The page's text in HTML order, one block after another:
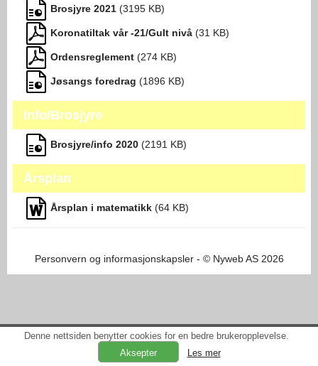
Brosjyre 2021 (3195 KB)
Koronatiltak vår -21/Gult nivå (31 KB)
Ordensreglement (274 KB)
Jøsangs foredrag (1896 KB)
Info/Brosjyre
Brosjyre/info 2020 (2191 KB)
Årsplan
Årsplan i matematikk (64 KB)
Personvern og informasjonskapsler- © Nyweb AS 2026
Denne nettsiden benytter cookies for en bedre brukeropplevelse.
Les mer